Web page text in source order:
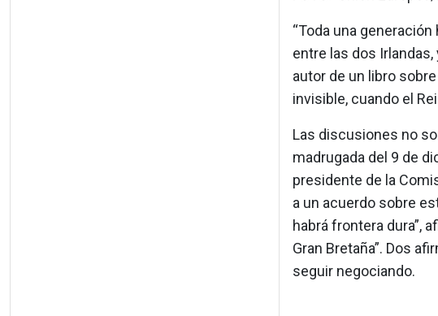
“Toda una
entre las dos Irlandas,
autor de un libro
invisible, cuando el
Las discusiones no
madrugada del 9 de
presidente de la
a un acuerdo sobre
habrá frontera dura”,
Gran Bretaña”. Dos
seguir negociando.